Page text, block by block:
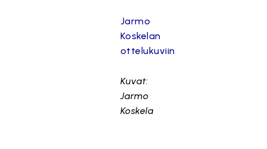
Jarmo
Koskelan
ottelukuviin
Kuvat:
Jarmo
Koskela